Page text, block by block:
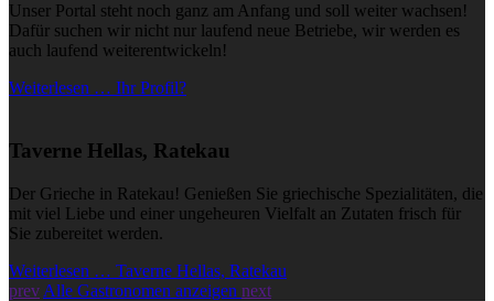
Unser Portal steht noch ganz am Anfang und soll weiter wachsen!
Dafür suchen wir nicht nur laufend neue Betriebe, wir werden es
auch laufend weiterentwickeln!
Weiterlesen … Ihr Profil?
Taverne Hellas, Ratekau
Der Grieche in Ratekau! Genießen Sie griechische Spezialitäten, die
mit viel Liebe und einer ungeheuren Vielfalt an Zutaten frisch für
Sie zubereitet werden.
Weiterlesen … Taverne Hellas, Ratekau
prev Alle Gastronomen anzeigen next